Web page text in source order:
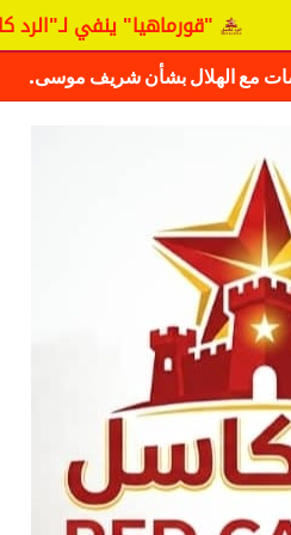
"قورماهيا" ينفي لـ"الرد كاسل"